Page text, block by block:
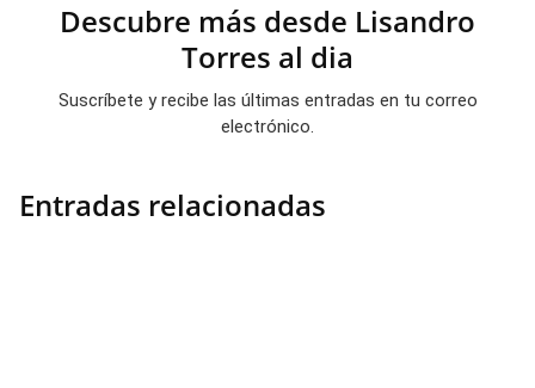
Descubre más desde Lisandro
Torres al dia
Suscríbete y recibe las últimas entradas en tu correo
electrónico.
Entradas relacionadas